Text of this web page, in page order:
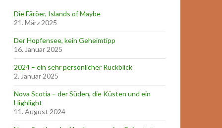
Die Färöer, Islands of Maybe
21. März 2025
Der Hopfensee, kein Geheimtipp
16. Januar 2025
2024 – ein sehr persönlicher Rückblick
2. Januar 2025
Nova Scotia – der Süden, die Küsten und ein
Highlight
11. August 2024